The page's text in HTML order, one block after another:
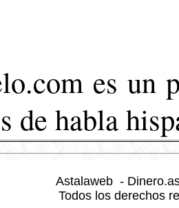
es un
de habla
Astalaweb -
Todos los derechos